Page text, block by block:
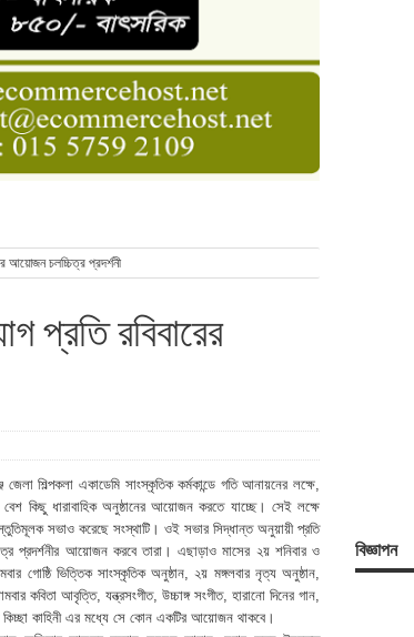
বেসিক কোর্স
সুমন
বিজ্ঞাপন
আয়োজন চলচ্চিত্র প্রদর্শনী
প্রতি রবিবারের
জেলা শিল্পকলা একাডেমি সাংস্কৃতিক কর্মকান্ডে গতি আনায়নের লক্ষে,
বেশ কিছু ধারাবাহিক অনুষ্ঠানের আয়োজন করতে যাচ্ছে। সেই লক্ষে
সভাও করেছে সংস্থাটি। ওই সভার সিদ্ধান্ত অনুয়ায়ী প্রতি
প্রদর্শনীর আয়োজন করবে তারা। এছাড়াও মাসের ২য় শনিবার ও
গোষ্ঠি ভিত্তিক সাংস্কৃতিক অনুষ্ঠান, ২য় মঙ্গলবার নৃত্য অনুষ্ঠান,
কবিতা আবৃত্তি, যন্ত্রসংগীত, উচ্চাঙ্গ সংগীত, হারানো দিনের গান,
কাহিনী এর মধ্যে সে কোন একটির আয়োজন থাকবে।